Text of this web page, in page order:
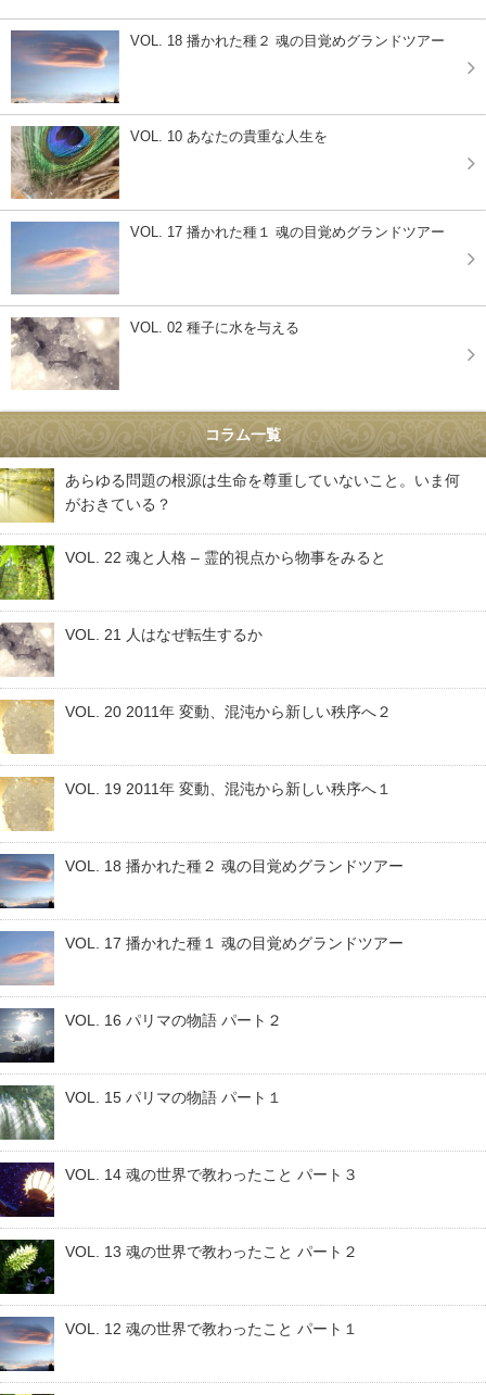
VOL. 18 播かれた種２ 魂の目覚めグランドツアー
VOL. 10 あなたの貴重な人生を
VOL. 17 播かれた種１ 魂の目覚めグランドツアー
VOL. 02 種子に水を与える
コラム一覧
あらゆる問題の根源は生命を尊重していないこと。いま何
がおきている？
VOL. 22 魂と人格 – 霊的視点から物事をみると
VOL. 21 人はなぜ転生するか
VOL. 20 2011年 変動、混沌から新しい秩序へ２
VOL. 19 2011年 変動、混沌から新しい秩序へ１
VOL. 18 播かれた種２ 魂の目覚めグランドツアー
VOL. 17 播かれた種１ 魂の目覚めグランドツアー
VOL. 16 パリマの物語 パート２
VOL. 15 パリマの物語 パート１
VOL. 14 魂の世界で教わったこと パート３
VOL. 13 魂の世界で教わったこと パート２
VOL. 12 魂の世界で教わったこと パート１